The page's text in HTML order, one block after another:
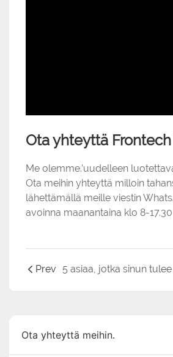
Ota yhteyttä
Me olemme.’uudelleen
Ota meihin yhteyttä milloin
lähettämällä meille viestin
avoinna maanantaina klo 8-
Prev 5 asiaa, jotka sinun
Ota yhteyttä meihin.